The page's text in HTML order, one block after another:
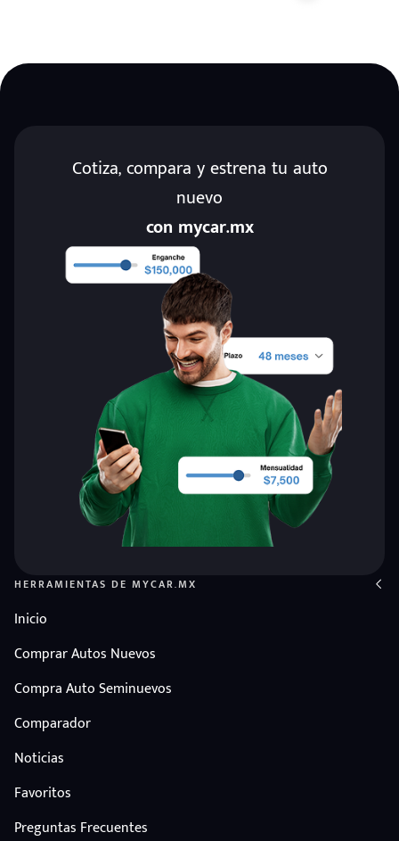
Cotiza, compara y estrena tu auto
nuevo
con mycar.mx
HERRAMIENTAS DE MYCAR.MX
Inicio
Comprar Autos Nuevos
Compra Auto Seminuevos
Comparador
Noticias
Favoritos
Preguntas Frecuentes